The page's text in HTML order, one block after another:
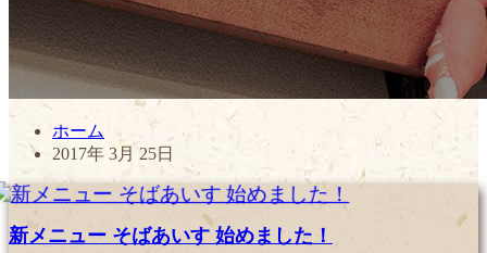
ホーム
2017年 3月 25日
新メニュー そばあいす 始めました！